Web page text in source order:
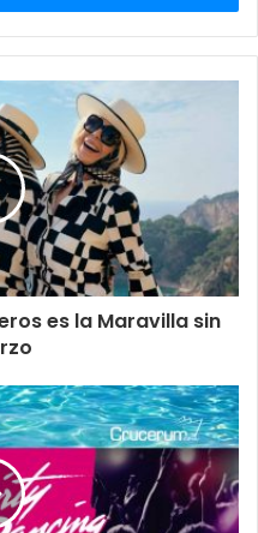
es la Maravilla sin